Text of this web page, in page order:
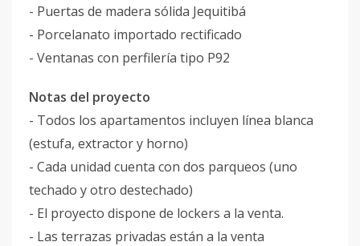
- Puertas de madera sólida Jequitibá
- Porcelanato importado rectificado
- Ventanas con perfilería tipo P92
Notas del proyecto
- Todos los apartamentos incluyen línea blanca
(estufa, extractor y horno)
- Cada unidad cuenta con dos parqueos (uno
techado y otro destechado)
- El proyecto dispone de lockers a la venta.
- Las terrazas privadas están a la venta